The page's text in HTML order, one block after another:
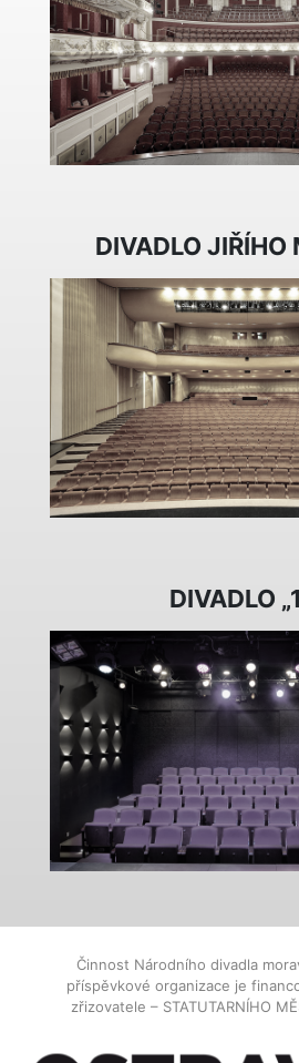
DIVADLO JIŘÍHO
DIVADLO
Činnost Národního divadla
příspěvkové organizace je
zřizovatele – STATUTARNÍHO